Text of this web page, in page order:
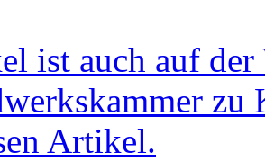
ist auch auf der
zu
Artikel.